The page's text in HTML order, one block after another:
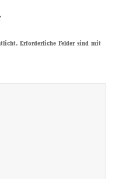
Erforderliche Felder sind mit